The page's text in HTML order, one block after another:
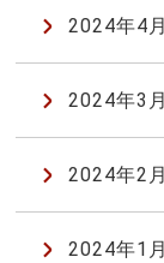
2024年4月
2024年3月
2024年2月
2024年1月